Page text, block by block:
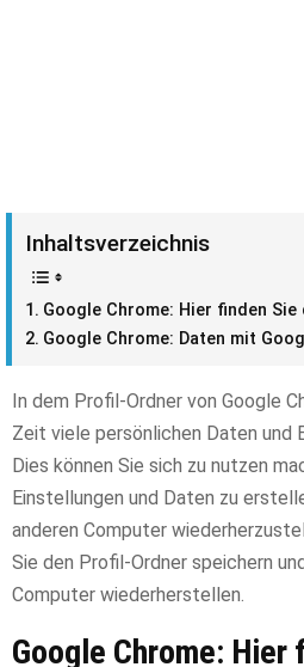
Inhaltsverzeichnis
Google Chrome: Hier finden
Google Chrome: Daten mit
In dem Profil-Ordner von Google
Zeit viele persönlichen Daten und
Dies können Sie sich zu nutzen
Einstellungen und Daten zu
anderen Computer
Sie den Profil-Ordner speichern
Computer wiederherstellen.
Google Chrome: Hier